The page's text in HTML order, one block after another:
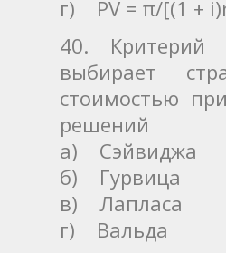
г) РV = π/[(1 +
40. Критерий
выбирает
стоимостью
решений
а) Сэйвиджа
б) Гурвица
в) Лапласа
г) Вальда